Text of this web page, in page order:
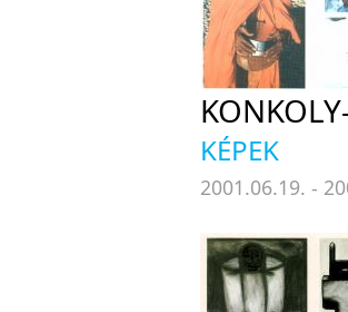
KÉPEK
2001.06.19. -